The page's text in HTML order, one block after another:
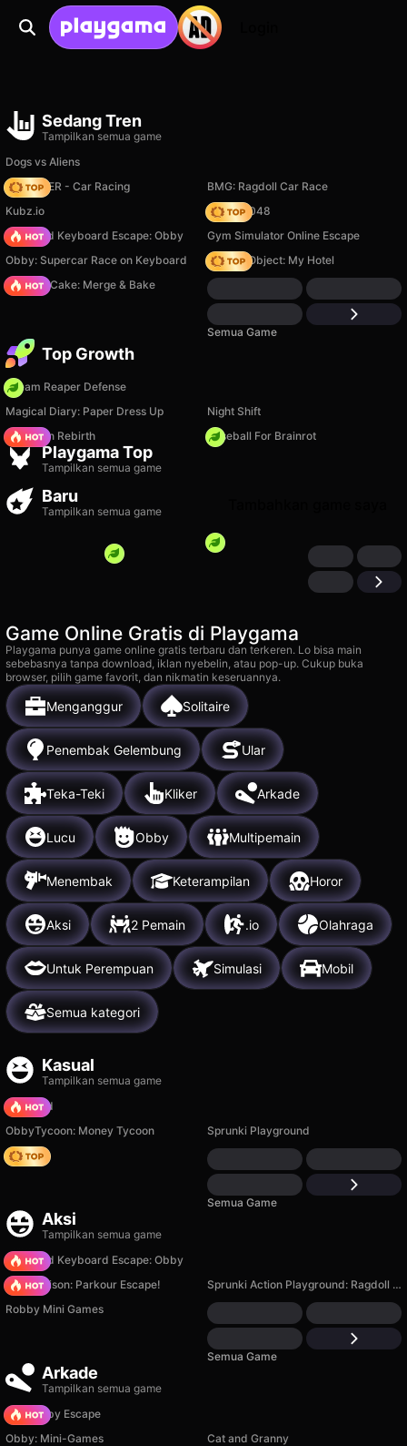
Sedang Tren
Tampilkan semua game
Dogs vs Aliens
MR RACER - Car Racing
BMG: Ragdoll Car Race
Kubz.io
Snake 2048
+1 Speed Keyboard Escape: Obby
Gym Simulator Online Escape
Obby: Supercar Race on Keyboard
Hidden Object: My Hotel
Piece of Cake: Merge & Bake
Semua Game
Top Growth
Dream Reaper Defense
Magical Diary: Paper Dress Up
Night Shift
Stickman Rebirth
Baseball For Brainrot
Playgama Top
Tampilkan semua game
Snake 2048
3k
Baru
Tampilkan semua game
Game Online Gratis di Playgama
Playgama punya game online gratis terbaru dan terkeren. Lo bisa main
sebebasnya tanpa download, iklan nyebelin, atau pop-up. Cukup buka
browser, pilih game favorit, dan nikmatin keseruannya.
Menganggur Solitaire
Penembak Gelembung Ular
Teka-Teki Kliker Arkade
Lucu Obby Multipemain
Menembak Keterampilan Horor
Aksi 2 Pemain .io Olahraga
Untuk Perempuan Simulasi Mobil
Semua kategori
Kasual
Tampilkan semua game
TB World
ObbyTycoon: Money Tycoon
Sprunki Playground
Hedgies
Semua Game
Aksi
Tampilkan semua game
+1 Speed Keyboard Escape: Obby
Barry Prison: Parkour Escape!
Sprunki Action Playground: Ragdoll Sandbox
Robby Mini Games
Semua Game
Arkade
Tampilkan semua game
Your Obby Escape
Obby: Mini-Games
Cat and Granny